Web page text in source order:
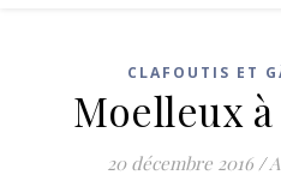
CLAFOUTIS ET
Moelleux
20 décembre 2016 /